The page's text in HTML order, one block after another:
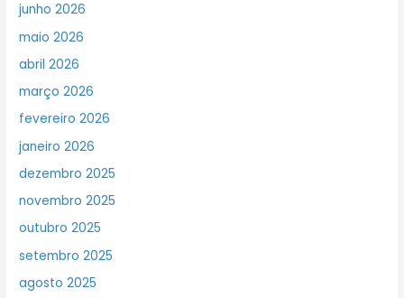
junho 2026
maio 2026
abril 2026
março 2026
fevereiro 2026
janeiro 2026
dezembro 2025
novembro 2025
outubro 2025
setembro 2025
agosto 2025